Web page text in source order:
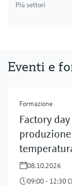
Più settori
Eventi e
Formazione
Factory
08.10.2026
09:00 - 12:30